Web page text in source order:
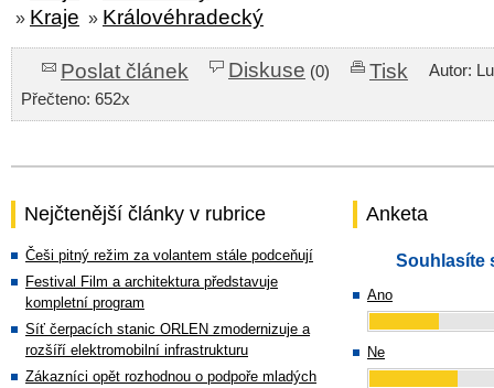
» Kraje » Královéhradecký
Poslat článek Diskuse (0) Tisk
Autor:
Přečteno: 652x
Nejčtenější články v rubrice
Češi pitný režim za volantem stále podceňují
Festival Film a architektura představuje
kompletní program
Síť čerpacích stanic ORLEN zmodernizuje a
rozšíří elektromobilní infrastrukturu
Zákazníci opět rozhodnou o podpoře mladých
Anketa
Souhlasíte
Ano
Ne